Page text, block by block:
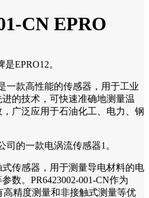
CN EPRO
EPRO12。
一款高性能的传感器，用于工业
的技术，可快速准确地测量温
广泛应用于石油化工、电力、钢
司的一款电涡流传感器1。
传感器，用于测量导电材料的电
数。PR6423002-001-CN作为
精度测量和非接触式测量等优